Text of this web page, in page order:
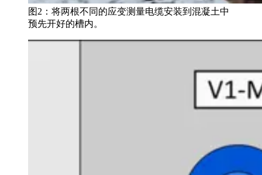
图2：将两根不同的应变测量电缆安装到混凝土中
预先开好的槽内。